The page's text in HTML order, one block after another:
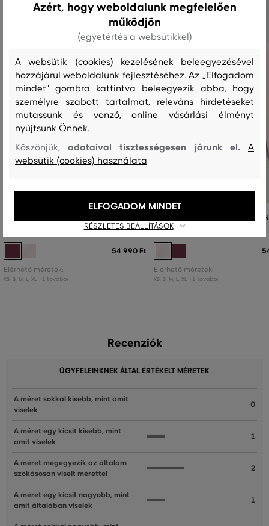
SHIELD C-NECK SWEAT
54 990 Ft
Elérhető méretek:
XS S M L XL +1 további
MELEGÍTŐFELSŐ GANT REG
SHIELD C-NECK SWEAT
Elérhető méretek:
XS S M L XL +1 további
Recenziók
ÜGYFELEINKNEK ÁLTAL ÉRTÉKELT MÉRETEK
A méret sokkal kisebb, mint amit
viselek
0
A méret egy kicsit kisebb, mint
amit viselek
1
A méret megegyezik az általam
szokásosan viselt mérettel
2
A méret egy kicsit nagyobb, mint
amit általában viselek
1
Azért, hogy weboldalunk megfelelően
működjön
(egyetértés a websütikkel)
A websütik (cookies) kezelésének beleegyezésével
hozzájárul weboldalunk fejlesztéséhez. Az „Elfogadom
mindet" gombra kattintva beleegyezik abba, hogy
személyre szabott tartalmat, releváns hirdetéseket
mutassunk és vonzó, online vásárlási élményt
nyújtsunk Önnek.
Köszönjük,adataival tisztességesen járunk el.A
websütik (cookies) használata
RÉSZLETES BEÁLLÍTÁSOK
ELFOGADOM MINDET